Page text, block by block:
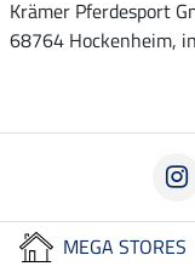
Krämer Pferdesport
68764 Hockenheim,
MEGA STORES